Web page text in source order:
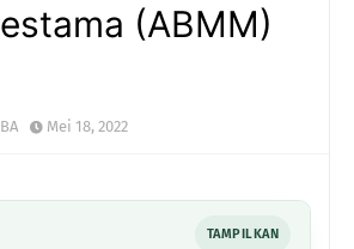
(ABMM)
Mei 18, 2022
TAMPILKAN